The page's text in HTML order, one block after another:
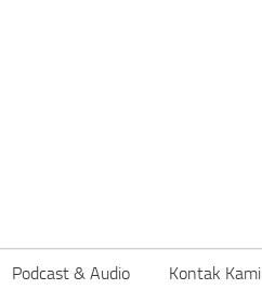
Podcast & Audio Kontak Kami